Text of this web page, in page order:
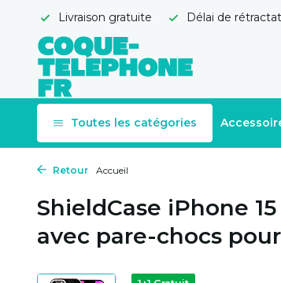
Livraison gratuite Délai de
Toutes les catégories
Retour Accueil
ShieldCase iPhone
avec pare-chocs